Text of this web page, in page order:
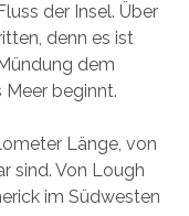
der Insel. Über
denn es ist
dem
beginnt.
Länge, von
sind. Von Lough
im Südwesten